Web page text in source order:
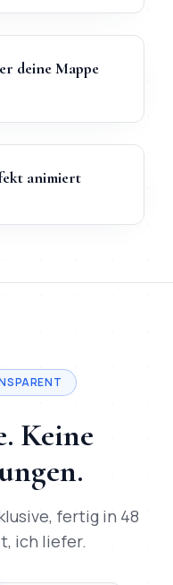
deine Mappe
animiert
Keine
fertig in 48
ich liefer.